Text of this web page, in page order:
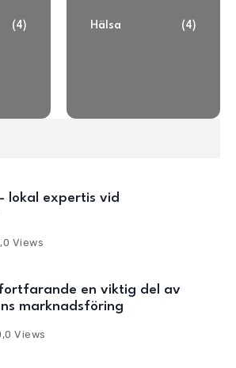
(4) Hälsa (4)
lokal expertis vid
Views
en viktig del av
marknadsföring
Views